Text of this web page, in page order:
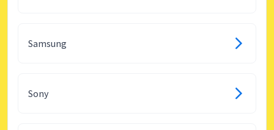
Samsung
Sony